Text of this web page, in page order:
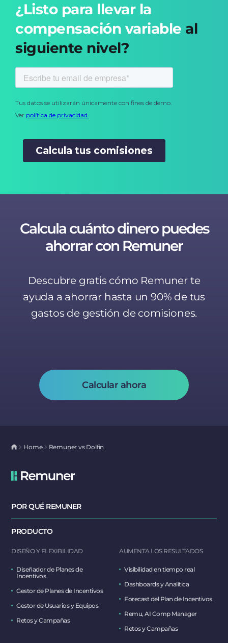
¿Listo para llevar la
compensación variable al
siguiente nivel?
Calcula cuánto dinero puedes
ahorrar con Remuner
Descubre gratis cómo Remuner te
ayuda a ahorrar hasta un 90% de tus
gastos de gestión de comisiones.
Calcular ahora
Home Remuner vs Dolfin
POR QUÉ REMUNER
PRODUCTO
DISEÑO Y FLEXIBILIDAD
Diseñador de Planes de
Incentivos
Gestor de Planes de Incentivos
Gestor de Usuarios y Equipos
Retos y Campañas
AUMENTA LOS RESULTADOS
Visibilidad en tiempo real
Dashboards y Analítica
Forecast del Plan de Incentivos
Remu, AI Comp Manager
Retos y Campañas